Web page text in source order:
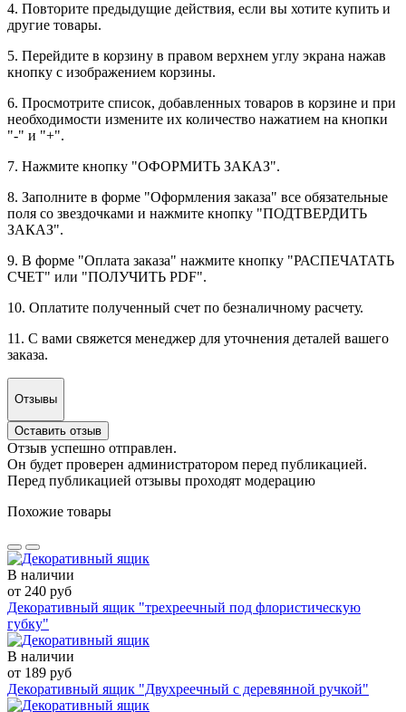
4. Повторите предыдущие действия, если вы хотите купить и
другие товары.
5. Перейдите в корзину в правом верхнем углу экрана нажав
кнопку с изображением корзины.
6. Просмотрите список, добавленных товаров в корзине и при
необходимости измените их количество нажатием на кнопки
"-" и "+".
7. Нажмите кнопку "ОФОРМИТЬ ЗАКАЗ".
8. Заполните в форме "Оформления заказа" все обязательные
поля со звездочками и нажмите кнопку "ПОДТВЕРДИТЬ
ЗАКАЗ".
9. В форме "Оплата заказа" нажмите кнопку "РАСПЕЧАТАТЬ
СЧЕТ" или "ПОЛУЧИТЬ PDF".
10. Оплатите полученный счет по безналичному расчету.
11. С вами свяжется менеджер для уточнения деталей вашего
заказа.
Отзывы
Оставить отзыв
Отзыв успешно отправлен.
Он будет проверен администратором перед публикацией.
Перед публикацией отзывы проходят модерацию
Похожие товары
В наличии
от 240 руб
Декоративный ящик "трехреечный под флористическую
губку"
В наличии
от 189 руб
Декоративный ящик "Двухреечный с деревянной ручкой"